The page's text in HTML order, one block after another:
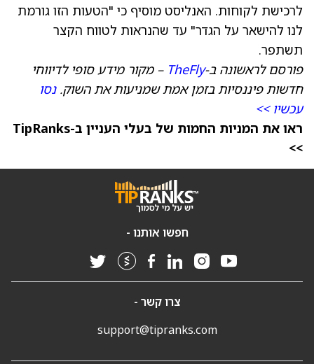
לרכישת לקוחות. האנליסט מוסיף כי "הטעות הזו גורמת
לנו להישאר על הגדר" עד שהנראות לטווח הקצר
תשתפר.
פורסם לראשונה ב-TheFly – מקור מידע סופי לדיווחי
חדשות פיננסיות בזמן אמת שמניעות את השוק.נסו
עכשיו >>
ראו את המניות החמות של בעלי העניין ב-TipRanks
>>
חפשו אותנו -
צרו קשר -
support@tipranks.com